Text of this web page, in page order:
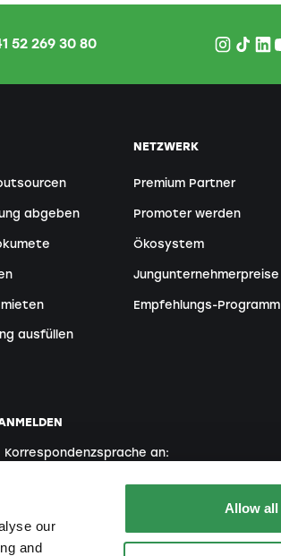
our
and
Allow all
52 269 30 80
abgeben
mieten
ausfüllen
NETZWERK
Premium Partner
Promoter werden
Ökosystem
Jungunternehmerpreise
Empfehlungs-Programm
Korrespondenzsprache an: